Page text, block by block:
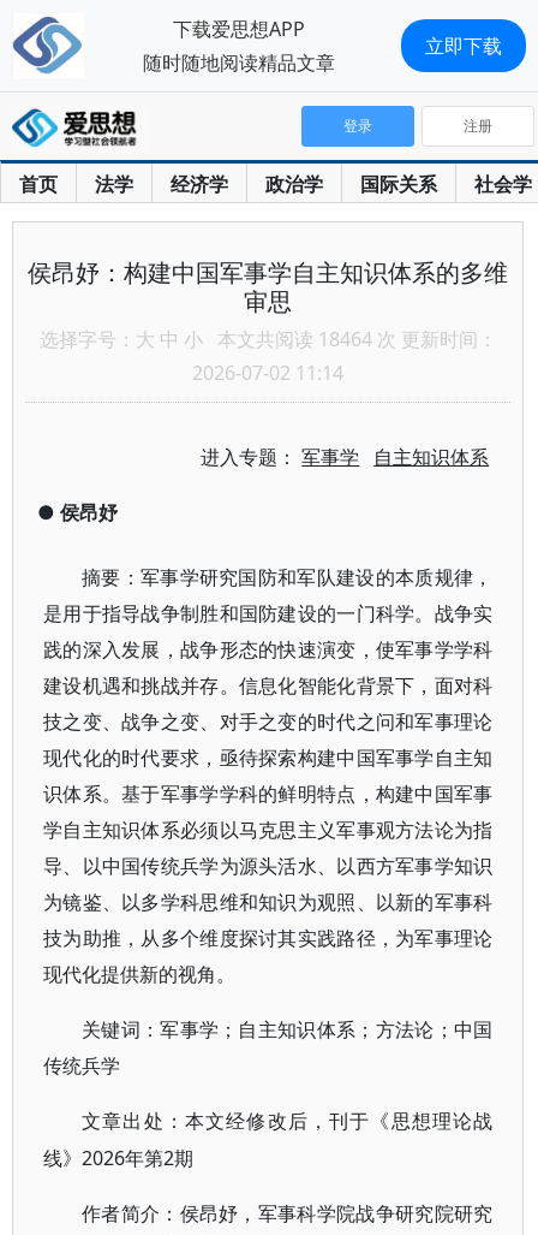
首页 法学 经济学 政治学 国际关系 社会学
登录 注册
侯昂妤：构建中国军事学自主知识体系的多维
审思
选择字号： 大 中 小 本文共阅读 18464 次 更新时间：
2026-07-02 11:14
进入专题：军事学 自主知识体系
● 侯昂妤
摘要：军事学研究国防和军队建设的本质规律，
是用于指导战争制胜和国防建设的一门科学。战争实
践的深入发展，战争形态的快速演变，使军事学学科
建设机遇和挑战并存。信息化智能化背景下，面对科
技之变、战争之变、对手之变的时代之问和军事理论
现代化的时代要求，亟待探索构建中国军事学自主知
识体系。基于军事学学科的鲜明特点，构建中国军事
学自主知识体系必须以马克思主义军事观方法论为指
导、以中国传统兵学为源头活水、以西方军事学知识
为镜鉴、以多学科思维和知识为观照、以新的军事科
技为助推，从多个维度探讨其实践路径，为军事理论
现代化提供新的视角。
关键词：军事学；自主知识体系；方法论；中国
传统兵学
文章出处：本文经修改后，刊于《思想理论战
线》 2026年第2期
作者简介：侯昂妤，军事科学院战争研究院研究
下载爱思想APP
随时随地阅读精品文章
立即下载